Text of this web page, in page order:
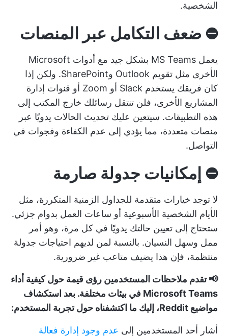
الشخصية.
⛔️ ضعف التكامل عبر المنصات
يعمل MS Teams بشكل جيد مع أدوات Microsoft
الأخرى مثل تقويم Outlook وSharePoint. ولكن إذا
كان فريقك يستخدم Slack أو Zoom أو قنوات إدارة
المشاريع الأخرى، فلن تنتقل رسائلك خارج المكتب إلى
هذه التطبيقات. سيتعين عليك تحديث الحالات يدويًا عبر
منصات متعددة، مما يؤدي إلى عدم الكفاءة وفجوات في
التواصل.
⛔️ إمكانيات جدولة صارمة
لا توجد خيارات متقدمة للجداول الزمنية المتكررة، مثل
الأيام الشخصية الأسبوعية أو ساعات العمل بدوام جزئي.
ستحتاج إلى تعيين حالتك يدويًا في كل مرة، وهو أمر
ممل وسهل النسيان. بالنسبة لمن لديهم احتياجات جدولة
منتظمة، فإن هذا يضيف متاعب غير ضرورية.
📢 تقدم ملاحظات المستخدمين رؤى قيمة حول كيفية أداء
Microsoft Teams في بيئات مختلفة. بعد استكشاف
مواضيع Reddit، إليك ما اكتشفناه حول تجربة المستخدم:
أشار أحد المستخدمين إلى عدم وجود إدارة فعالة